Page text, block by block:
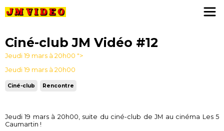
Ciné-club JM Vidéo #12
Jeudi 19 mars à 20h00 ">
Jeudi 19 mars à 20h00
Ciné-club Rencontre
Jeudi 19 mars à 20h00, suite du ciné-club de JM au cinéma Les 5
Caumartin !